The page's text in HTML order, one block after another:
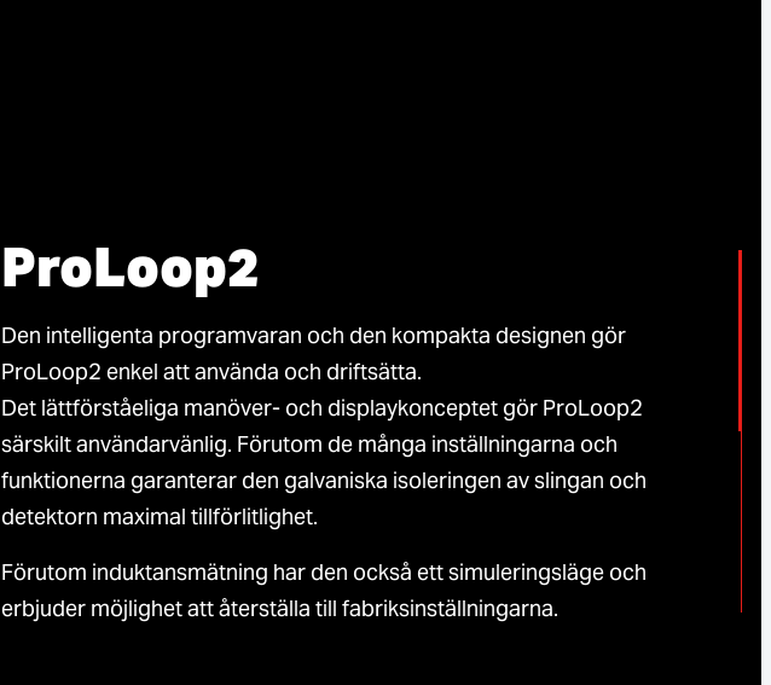
ProLoop2
Den intelligenta programvaran och den kompakta designen gör
ProLoop2 enkel att använda och driftsätta.
Det lättförståeliga manöver- och displaykonceptet gör ProLoop2
särskilt användarvänlig. Förutom de många inställningarna och
funktionerna garanterar den galvaniska isoleringen av slingan och
detektorn maximal tillförlitlighet.
Förutom induktansmätning har den också ett simuleringsläge och
erbjuder möjlighet att återställa till fabriksinställningarna.